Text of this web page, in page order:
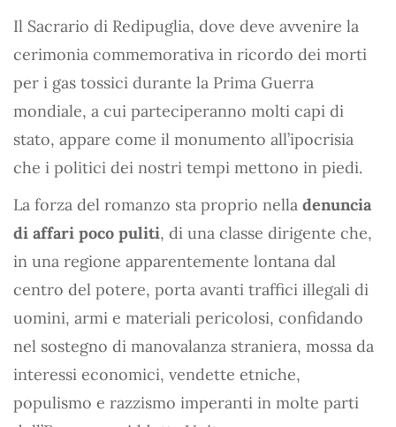
Il Sacrario di Redipuglia, dove deve avvenire la
cerimonia commemorativa in ricordo dei morti
per i gas tossici durante la Prima Guerra
mondiale, a cui parteciperanno molti capi di
stato, appare come il monumento all’ipocrisia
che i politici dei nostri tempi mettono in piedi.
La forza del romanzo sta proprio nella denuncia
di affari poco puliti, di una classe dirigente che,
in una regione apparentemente lontana dal
centro del potere, porta avanti traffici illegali di
uomini, armi e materiali pericolosi, confidando
nel sostegno di manovalanza straniera, mossa da
interessi economici, vendette etniche,
populismo e razzismo imperanti in molte parti